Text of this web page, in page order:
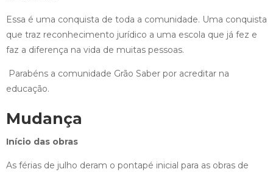
Essa é uma conquista de toda a comunidade. Uma conquista
que traz reconhecimento jurídico a uma escola que já fez e
faz a diferença na vida de muitas pessoas.
Parabéns a comunidade Grão Saber por acreditar na
educação.
Mudança
Início das obras
As férias de julho deram o pontapé inicial para as obras de